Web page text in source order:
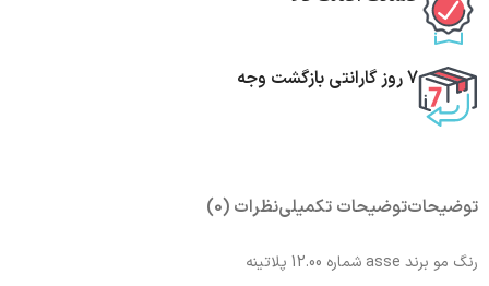
7 روز گارانتی بازگشت وجه
توضیحاتتوضیحات تکمیلینظرات (0)
رنگ مو برند asse شماره 12.00 پلاتینه